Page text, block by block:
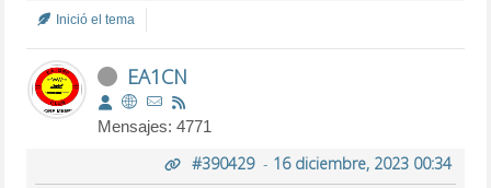
Inició el tema
EA1CN
Mensajes: 4771
#390429- 16 diciembre, 2023 00:34